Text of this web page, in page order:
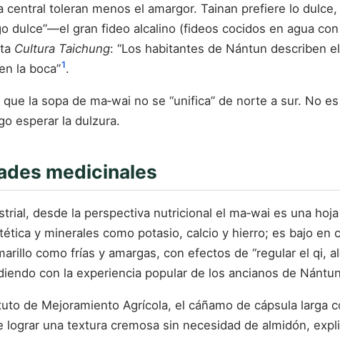
toleran menos el amargor. Tainan prefiere lo
dulce”—el gran fideo alcalino (fideos cocidos en agua
Cultura Taichung: “Los habitantes de Nántun describen
la boca”1.
la sopa de ma‑wai no se “unifica” de norte a sur.
esperar la dulzura.
medicinales
desde la perspectiva nutricional el ma‑wai es una
y minerales como potasio, calcio y hierro; es bajo en
como frías y amargas, con efectos de “regular el qi,
con la experiencia popular de los ancianos de
de Mejoramiento Agrícola, el cáñamo de cápsula
lograr una textura cremosa sin necesidad de almidón,